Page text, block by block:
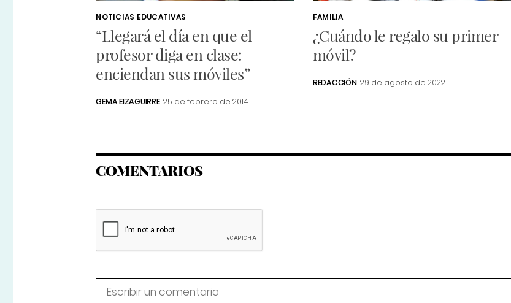
NOTICIAS EDUCATIVAS
“Llegará el día en que el
profesor diga en clase:
enciendan sus móviles”
GEMA EIZAGUIRRE 25 de febrero de 2014
FAMILIA
¿Cuándo le regalo su primer
móvil?
REDACCIÓN 29 de agosto de 2022
COMENTARIOS